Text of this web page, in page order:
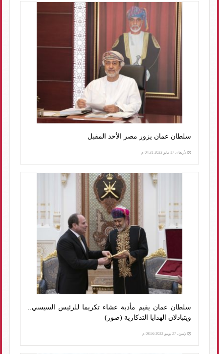
سلطان عمان يزور مصر الأحد المقبل
الأربعاء، 17 مايو 2023 04:31 م
سلطان عمان يقيم مأدبة عشاء تكريما للرئيس السيسي..
ويتبادلان الهدايا التذكارية (صور)
الإثنين، 27 يونيو 2022 08:56 م